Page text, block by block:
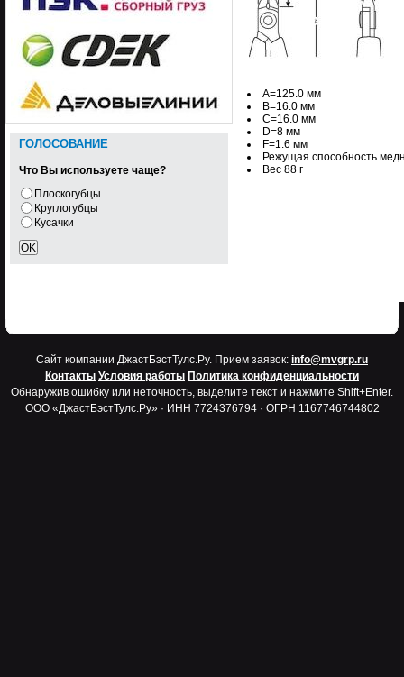
ГОЛОСОВАНИЕ
Что Вы используете чаще?
Плоскогубцы
Круглогубцы
Кусачки
A=125.0 мм
B=16.0 мм
C=16.0 мм
D=8 мм
F=1.6 мм
Режущая способность
Вес 88 г
Cайт компании ДжастБэстТулс.Ру. Прием заявок: info@mvgrp.ru
Контакты Условия работы Политика конфиденциальности
Обнаружив ошибку или неточность, выделите текст и нажмите Shift+Enter.
ООО «ДжастБэстТулс.Ру» · ИНН 7724376794 · ОГРН 1167746744802